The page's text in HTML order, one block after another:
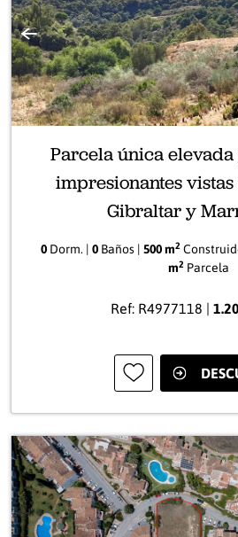
Anterior
Parcela única
impresionantes
Gibraltar y
0Dorm. | 0Baños | 500 m2
m2Parcela
Ref: R4977118 |